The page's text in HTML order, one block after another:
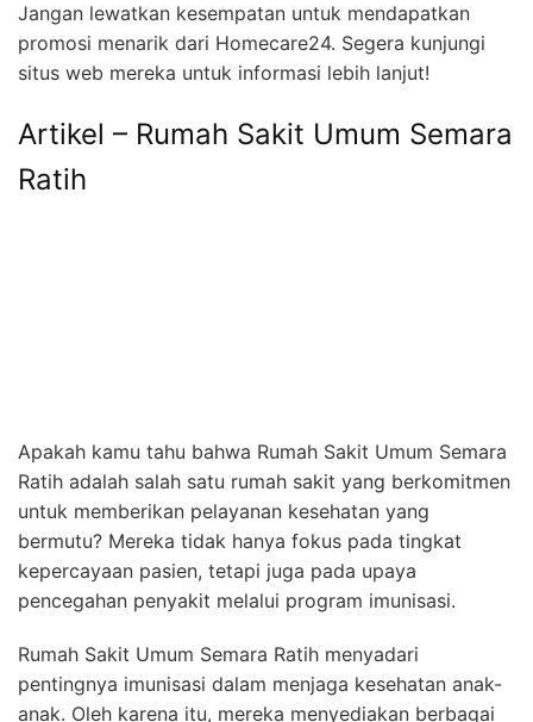
Jangan lewatkan kesempatan untuk mendapatkan
promosi menarik dari Homecare24. Segera kunjungi
situs web mereka untuk informasi lebih lanjut!
Artikel – Rumah Sakit Umum Semara
Ratih
Apakah kamu tahu bahwa Rumah Sakit Umum Semara
Ratih adalah salah satu rumah sakit yang berkomitmen
untuk memberikan pelayanan kesehatan yang
bermutu? Mereka tidak hanya fokus pada tingkat
kepercayaan pasien, tetapi juga pada upaya
pencegahan penyakit melalui program imunisasi.
Rumah Sakit Umum Semara Ratih menyadari
pentingnya imunisasi dalam menjaga kesehatan anak-
anak. Oleh karena itu, mereka menyediakan berbagai